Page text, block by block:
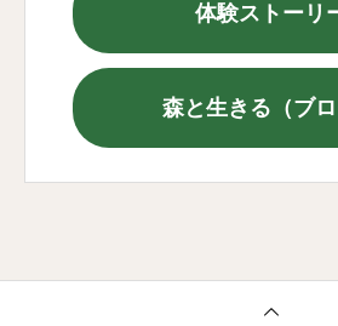
体験ストーリ
森と生きる（ブロ